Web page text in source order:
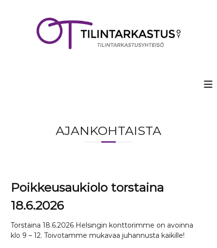
AJANKOHTAISTA
Poikkeusaukiolo torstaina
18.6.2026
Torstaina 18.6.2026 Helsingin konttorimme on avoinna
klo 9 – 12. Toivotamme mukavaa juhannusta kaikille!